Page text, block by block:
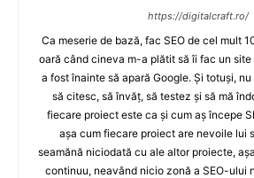
https://digitalcraft.ro/
Ca meserie de bază, fac SEO de cel mult
oară când cineva m-a plătit să îi fac un site
a fost înainte să apară Google. Și totuși,
să citesc, să învăț, să testez și să mă
fiecare proiect este ca și cum aș începe
așa cum fiecare proiect are nevoile lui
seamănă niciodată cu ale altor proiecte,
continuu, neavând nicio zonă a SEO-ului